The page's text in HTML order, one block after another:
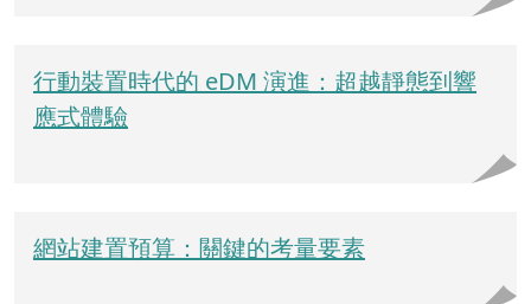
行動裝置時代的 eDM 演進：超越靜態到響
應式體驗
網站建置預算：關鍵的考量要素